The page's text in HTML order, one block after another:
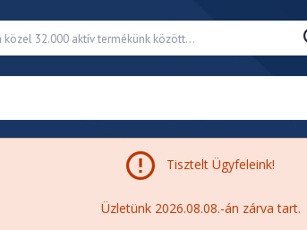
Tisztelt Ügyfeleink!
Üzletünk 2026.08.08.-án zárva tart.